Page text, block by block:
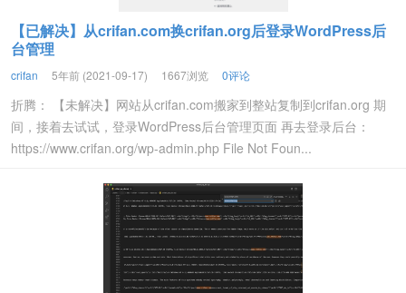
【已解决】从crifan.com换crifan.org后登录WordPress后
台管理
crifan 5年前 (2021-09-17) 1667浏览 0评论
折腾： 【未解决】网站从crifan.com搬家到整站复制到crifan.org 期
间，接着去试试，登录WordPress后台管理页面 再去登录后台：
https://www.crifan.org/wp-admin.php File Not Foun...